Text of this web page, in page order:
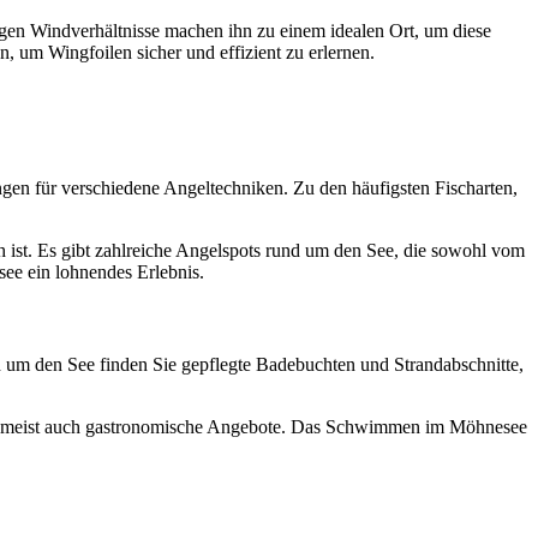
Windverhältnisse machen ihn zu einem idealen Ort, um diese
um Wingfoilen sicher und effizient zu erlernen.
für verschiedene Angeltechniken. Zu den häufigsten Fischarten,
Es gibt zahlreiche Angelspots rund um den See, die sowohl vom
ein lohnendes Erlebnis.
den See finden Sie gepflegte Badebuchten und Strandabschnitte,
auch gastronomische Angebote. Das Schwimmen im Möhnesee